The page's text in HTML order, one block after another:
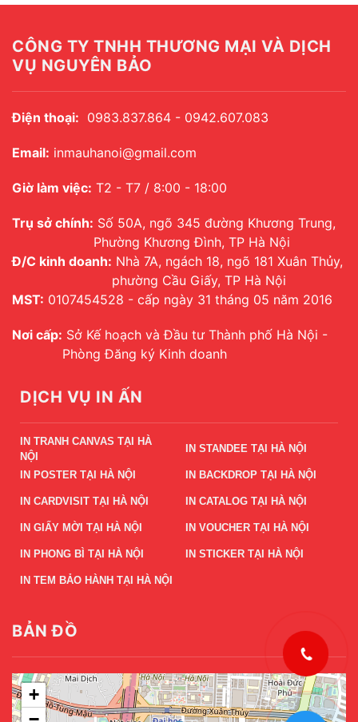
CÔNG TY TNHH THƯƠNG MẠI VÀ DỊCH
VỤ NGUYÊN BẢO
Điện thoại: 0983.837.864 - 0942.607.083
Email: inmauhanoi@gmail.com
Giờ làm việc: T2 - T7 / 8:00 - 18:00
Trụ sở chính: Số 50A, ngõ 345 đường Khương Trung,
Phường Khương Đình, TP Hà Nội
Đ/C kinh doanh: Nhà 7A, ngách 18, ngõ 181 Xuân Thủy,
phường Cầu Giấy, TP Hà Nội
MST: 0107454528 - cấp ngày 31 tháng 05 năm 2016
Nơi cấp: Sở Kế hoạch và Đầu tư Thành phố Hà Nội -
Phòng Đăng ký Kinh doanh
DỊCH VỤ IN ẤN
IN TRANH CANVAS TẠI HÀ
NỘI
IN STANDEE TẠI HÀ NỘI
IN POSTER TẠI HÀ NỘI IN BACKDROP TẠI HÀ NỘI
IN CARDVISIT TẠI HÀ NỘI IN CATALOG TẠI HÀ NỘI
IN GIẤY MỜI TẠI HÀ NỘI IN VOUCHER TẠI HÀ NỘI
IN PHONG BÌ TẠI HÀ NỘI IN STICKER TẠI HÀ NỘI
IN TEM BẢO HÀNH TẠI HÀ NỘI
BẢN ĐỒ
+